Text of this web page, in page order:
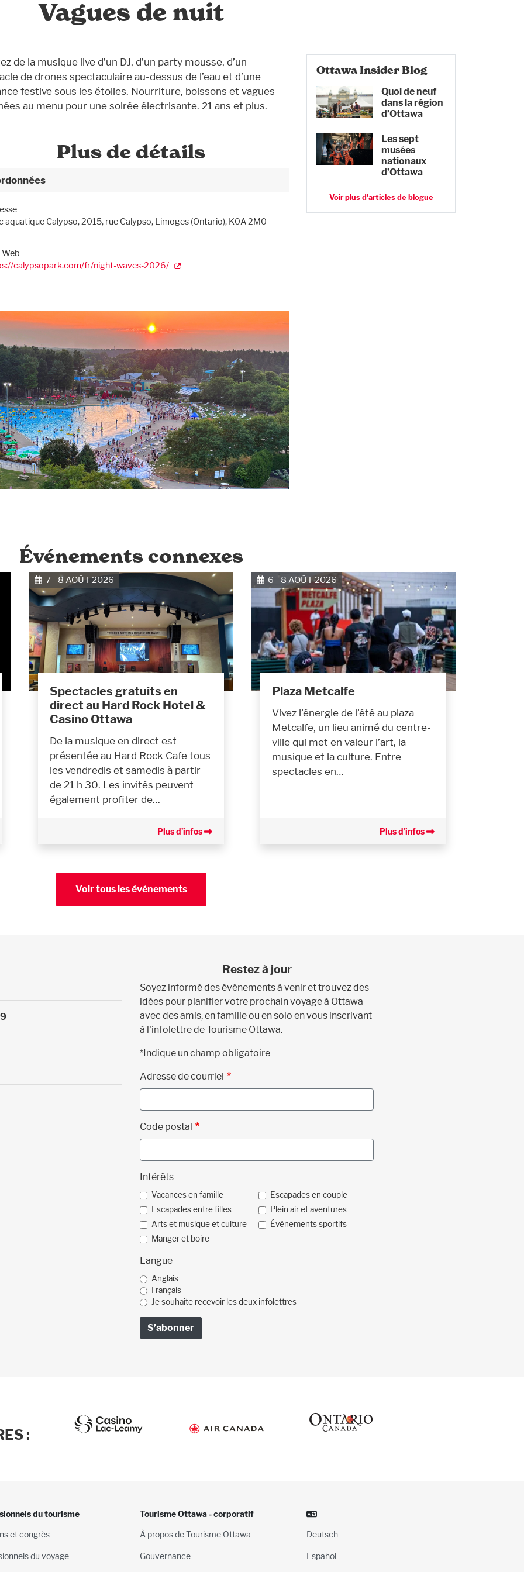
Vagues de nuit
de la musique live d’un DJ, d’un party mousse, d’un
de drones spectaculaire au-dessus de l’eau et d’une
festive sous les étoiles. Nourriture, boissons et vagues
au menu pour une soirée électrisante. 21 ans et plus.
Plus de détails
aquatique Calypso, 2015, rue Calypso, Limoges (Ontario), K0A 2M0
calypsopark.com/fr/night-waves-2026/
Ottawa Insider Blog
Quoi de neuf
dans la région
d’Ottawa
Les sept
musées
nationaux
d’Ottawa
Voir plus d'articles de blogue
Événements connexes
7 - 8 AOÛT 2026
Spectacles gratuits en
direct au Hard Rock Hotel &
Casino Ottawa
De la musique en direct est
présentée au Hard Rock Cafe tous
les vendredis et samedis à partir
de 21 h 30. Les invités peuvent
également profiter de…
Plus d’infos
6 - 8 AOÛT 2026
Plaza Metcalfe
Vivez l’énergie de l’été au plaza
Metcalfe, un lieu animé du centre-
ville qui met en valeur l’art, la
musique et la culture. Entre
spectacles en…
Plus d’infos
Voir tous les événements
Restez à jour
Soyez informé des événements à venir et trouvez des
idées pour planifier votre prochain voyage à Ottawa
avec des amis, en famille ou en solo en vous inscrivant
à l'infolettre de Tourisme Ottawa.
*Indique un champ obligatoire
Adresse de courriel
Code postal
Intérêts
Vacances en famille
Escapades en couple
Escapades entre filles
Plein air et aventures
Arts et musique et culture
Événements sportifs
Manger et boire
Langue
Anglais
Français
Je souhaite recevoir les deux infolettres
:
du tourisme
et congrès
du voyage
Tourisme Ottawa - corporatif
À propos de Tourisme Ottawa
Gouvernance
Deutsch
Español